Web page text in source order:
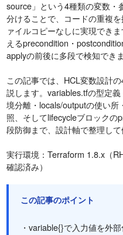
source」という4種類の変数・
分けることで、コードの重複
ァイルコピーなしに実現でき
えるprecondition・
applyの前後に多段で検知できま
この記事では、HCL変数設計
説します。variables.tfの型定
境分離・locals/outputの使い
照、そしてlifecycleブロック
段防御まで、設計軸で整理して
実行環境：Terraform 1.8.x（
確認済み）
この記事のポイント
・variable{}で入力値を外